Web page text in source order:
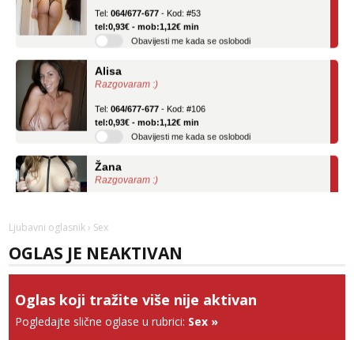
tel:0,93€ - mob:1,12€ min
Obavijesti me kada se oslobodi
Razgovaram :)
tel:0,93€ - mob:1,12€ min
Obavijesti me kada se oslobodi
Razgovaram :)
Zara
tel:0,93€ - mob:1,12€ min
Obavijesti me kada se oslobodi
Ljubavni oglasnik › Sex
OGLAS JE NEAKTIVAN
Oglas koji tražite više nije aktivan
Pogledajte slične oglase u rubrici: Sex »